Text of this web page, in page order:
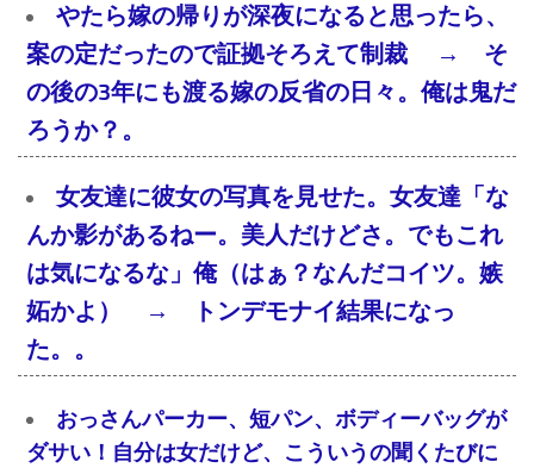
やたら嫁の帰りが深夜になると思ったら、
案の定だったので証拠そろえて制裁 → そ
の後の3年にも渡る嫁の反省の日々。俺は鬼だ
ろうか？。
女友達に彼女の写真を見せた。女友達「な
んか影があるねー。美人だけどさ。でもこれ
は気になるな」俺（はぁ？なんだコイツ。嫉
妬かよ） → トンデモナイ結果になっ
た。。
おっさんパーカー、短パン、ボディーバッグが
ダサい！自分は女だけど、こういうの聞くたびに